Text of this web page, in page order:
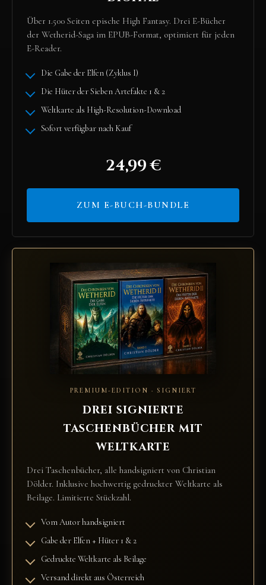
Über 1.500 Seiten epische High Fantasy. Drei E-Bücher
der Wetherid-Saga im EPUB-Format, optimiert für jeden
E-Reader.
Die Gabe der Elfen (Zyklus I)
Die Hüter der Sieben Artefakte 1 & 2
Weltkarte als High-Resolution-Download
Sofort verfügbar nach Kauf
24,99 €
ZUM E-BUCH-BUNDLE
PREMIUM-EDITION · SIGNIERT
DREI SIGNIERTE
TASCHENBÜCHER MIT
WELTKARTE
Drei Taschenbücher, alle handsigniert von Christian
Dölder. Inklusive hochwertig gedruckter Weltkarte als
Beilage. Limitierte Stückzahl.
Vom Autor handsigniert
Gabe der Elfen + Hüter 1 & 2
Gedruckte Weltkarte als Beilage
Versand direkt aus Österreich